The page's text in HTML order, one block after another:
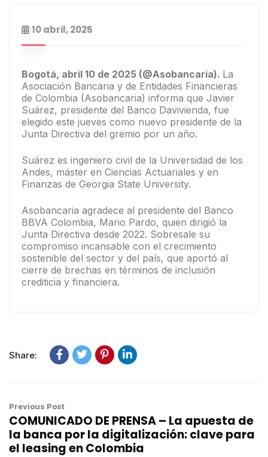
10 abril, 2025
Bogotá, abril 10 de 2025 (@Asobancaria). La
Asociación Bancaria y de Entidades Financieras
de Colombia (Asobancaria) informa que Javier
Suárez, presidente del Banco Davivienda, fue
elegido este jueves como nuevo presidente de la
Junta Directiva del gremio por un año.
Suárez es ingeniero civil de la Universidad de los
Andes, máster en Ciencias Actuariales y en
Finanzas de Georgia State University.
Asobancaria agradece al presidente del Banco
BBVA Colombia, Mario Pardo, quien dirigió la
Junta Directiva desde 2022. Sobresale su
compromiso incansable con el crecimiento
sostenible del sector y del país, que aportó al
cierre de brechas en términos de inclusión
crediticia y financiera.
Share:
Previous Post
COMUNICADO DE PRENSA – La apuesta de
la banca por la digitalización: clave para
el leasing en Colombia